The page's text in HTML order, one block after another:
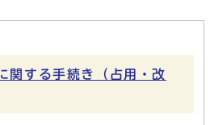
関する手続き（占用・改